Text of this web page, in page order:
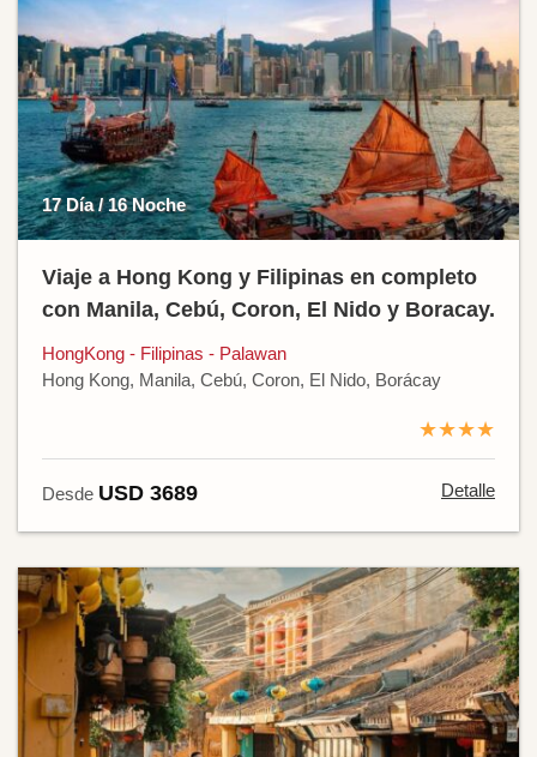
17 Día / 16 Noche
Viaje a Hong Kong y Filipinas en completo
con Manila, Cebú, Coron, El Nido y Boracay.
HongKong - Filipinas - Palawan
Hong Kong, Manila, Cebú, Coron, El Nido, Borácay
★★★★
Desde USD 3689 Detalle